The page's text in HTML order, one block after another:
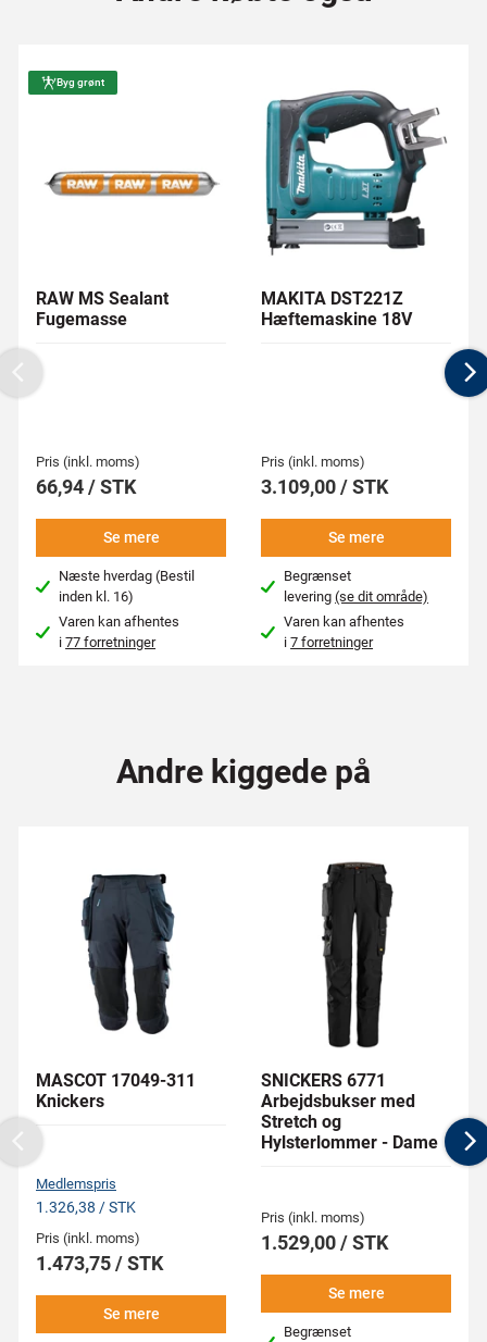
Byg grønt
RAW MS Sealant
Fugemasse
Pris (inkl. moms)
66,94 / STK
Se mere
Næste hverdag (Bestil
inden kl. 16)
Varen kan afhentes
i77 forretninger
MAKITA DST221Z
Hæftemaskine 18V
Pris (inkl. moms)
3.109,00 / STK
Se mere
Begrænset
levering(se dit område)
Varen kan afhentes
i7 forretninger
Previous
Andre kiggede på
MASCOT 17049-311
Knickers
Medlemspris
1.326,38 / STK
Pris (inkl. moms)
1.473,75 / STK
Se mere
SNICKERS 6771
Arbejdsbukser med
Stretch og
Hylsterlommer - Dame
Pris (inkl. moms)
1.529,00 / STK
Se mere
Begrænset
Previous